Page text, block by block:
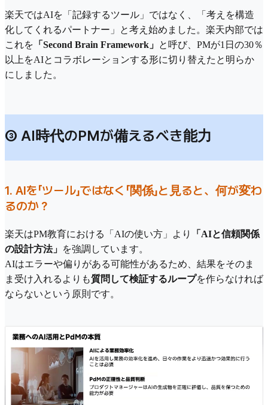
楽天ではAIを「記録するツール」ではなく、「考えを構造
化してくれるパートナー」と考え始めました。楽天内部では
これを 「Second Brain Framework」 と呼び、PMが1日の30％
以上をAIとコラボレーションする形に切り替えたと明らか
にしました。
③ AI時代のPMが備えるべき能力
1. AIを「ツール」ではなく「関係」と見ると、何が変わ
るのか？
楽天はPM教育における「AIの使い方」より
「AIと信頼関係
の設計方法」 を強調しています。
AIはエラーや偏りがある可能性があるため、結果をそのま
ま受け入れるよりも質問して検証するループを作らなければ
ならないという原則です。